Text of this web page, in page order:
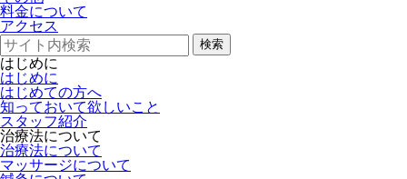
料金について
アクセス
検索
はじめに
はじめに
はじめての方へ
知っておいて欲しいこと
スタッフ紹介
治療法について
治療法について
マッサージについて